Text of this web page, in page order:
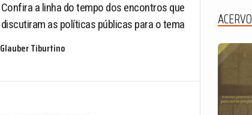
Confira a linha do tempo dos encontros que
discutiram as políticas públicas para o tema
Glauber Tiburtino
ACERVO